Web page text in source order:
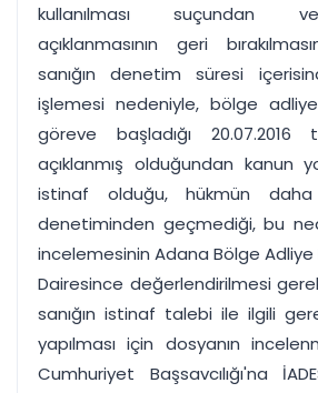
kullanılması suçundan
açıklanmasının geri
sanığın denetim süresi
işlemesi nedeniyle, bölge
göreve başladığı 20.07.2016
açıklanmış olduğundan kanun
istinaf olduğu, hükmün
denetiminden geçmediği, bu
incelemesinin Adana Bölge
Dairesince değerlendirilmesi
sanığın istinaf talebi ile ilgili
yapılması için dosyanın
Cumhuriyet Başsavcılığı'na